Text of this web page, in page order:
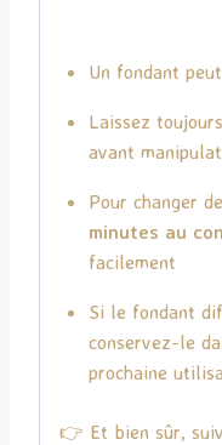
Un fondant
Laissez
avant
Pour changer
minutes au
facilement
Si le fondant
conservez-le
prochaine
👉 Et bien sûr,